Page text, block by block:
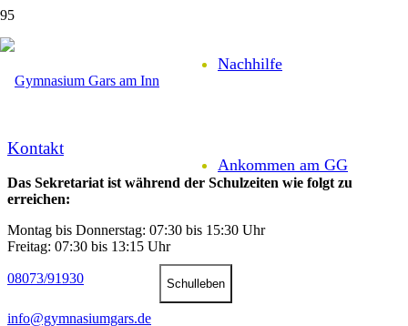
Nachhilfe
Ankommen am GG
Schul­leben
Kontakt
Das Sekretariat ist während der Schulzeiten wie folgt zu
erreichen:
Montag bis Donnerstag: 07:30 bis 15:30 Uhr
Freitag: 07:30 bis 13:15 Uhr
08073/91930
info@gymnasiumgars.de